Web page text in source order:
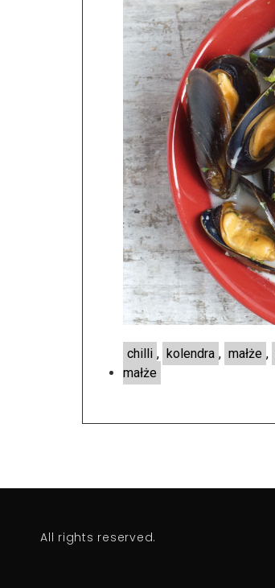
chilli , kolendra , małże ,
małże
All rights reserved.